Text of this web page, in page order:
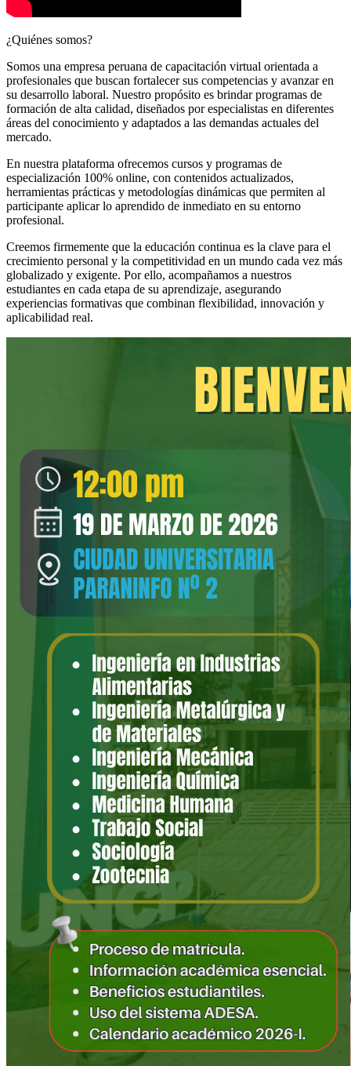
¿Quiénes somos?
Somos una empresa peruana de capacitación virtual orientada a
profesionales que buscan fortalecer sus competencias y avanzar en
su desarrollo laboral. Nuestro propósito es brindar programas de
formación de alta calidad, diseñados por especialistas en diferentes
áreas del conocimiento y adaptados a las demandas actuales del
mercado.
En nuestra plataforma ofrecemos cursos y programas de
especialización 100% online, con contenidos actualizados,
herramientas prácticas y metodologías dinámicas que permiten al
participante aplicar lo aprendido de inmediato en su entorno
profesional.
Creemos firmemente que la educación continua es la clave para el
crecimiento personal y la competitividad en un mundo cada vez más
globalizado y exigente. Por ello, acompañamos a nuestros
estudiantes en cada etapa de su aprendizaje, asegurando
experiencias formativas que combinan flexibilidad, innovación y
aplicabilidad real.